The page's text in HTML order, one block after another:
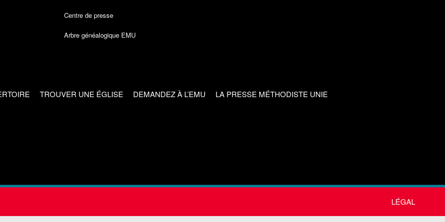
Centre de presse
Arbre généalogique EMU
TROUVER UNE ÉGLISE DEMANDEZ À L’EMU LA PRESSE MÉTHODISTE UNIE
LÉGAL